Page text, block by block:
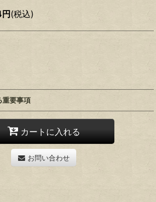
円(税込)
重要事項
カートに入れる
お問い合わせ